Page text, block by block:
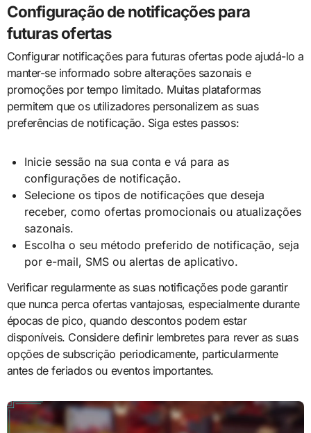
Configuração de notificações para
futuras ofertas
Configurar notificações para futuras ofertas pode ajudá-lo a
manter-se informado sobre alterações sazonais e
promoções por tempo limitado. Muitas plataformas
permitem que os utilizadores personalizem as suas
preferências de notificação. Siga estes passos:
Inicie sessão na sua conta e vá para as
configurações de notificação.
Selecione os tipos de notificações que deseja
receber, como ofertas promocionais ou atualizações
sazonais.
Escolha o seu método preferido de notificação, seja
por e-mail, SMS ou alertas de aplicativo.
Verificar regularmente as suas notificações pode garantir
que nunca perca ofertas vantajosas, especialmente durante
épocas de pico, quando descontos podem estar
disponíveis. Considere definir lembretes para rever as suas
opções de subscrição periodicamente, particularmente
antes de feriados ou eventos importantes.